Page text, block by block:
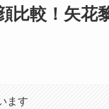
比較！矢花
ます